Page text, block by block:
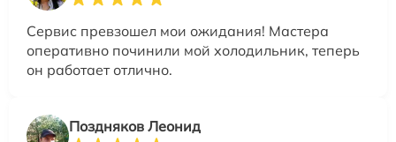
Сервис превзошел мои ожидания! Мастера
оперативно починили мой холодильник, теперь
он работает отлично.
Поздняков Леонид